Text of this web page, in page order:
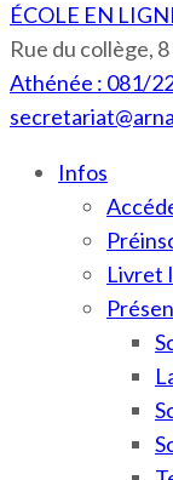
ÉCOLE EN
Rue du collège,
Athénée : 081/
Infos
Livret